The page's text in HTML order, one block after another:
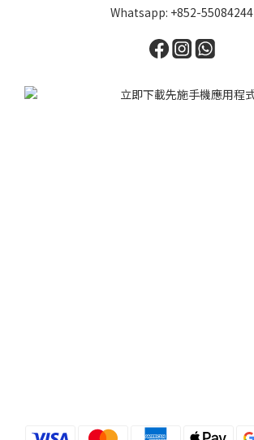
Whatsapp: +852-55084244